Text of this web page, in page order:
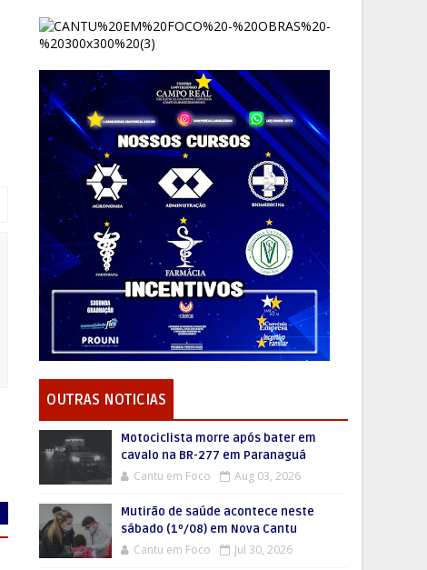
OUTRAS NOTICIAS
Motociclista morre após bater em
cavalo na BR-277 em Paranaguá
Cantu em Foco Aug 03, 2026
Mutirão de saúde acontece neste
sábado (1º/08) em Nova Cantu
Cantu em Foco Jul 30, 2026